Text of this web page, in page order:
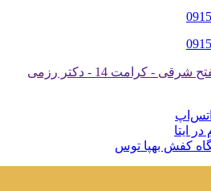
مشهد - بلوار مفتح شرقی - کرامت 14 - دکتر رزمی
در ایتا
کفش بهپا توس